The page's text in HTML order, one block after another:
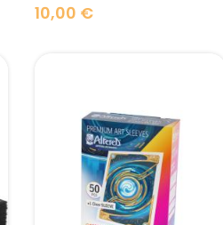
10,00 €
Prix
visibility